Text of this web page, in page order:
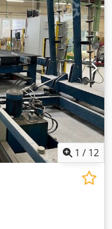
1 / 12